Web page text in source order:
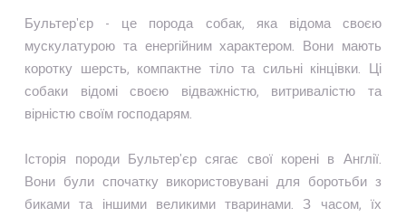
Бультер'єр - це порода собак, яка відома своєю
мускулатурою та енергійним характером. Вони мають
коротку шерсть, компактне тіло та сильні кінцівки. Ці
собаки відомі своєю відважністю, витривалістю та
вірністю своїм господарям.
Історія породи Бультер'єр сягає свої корені в Англії.
Вони були спочатку використовувані для боротьби з
биками та іншими великими тваринами. З часом, їх